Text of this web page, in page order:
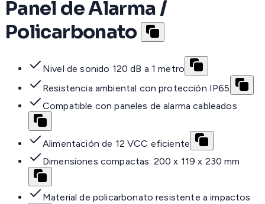
Panel de Alarma /
Policarbonato
Nivel de sonido 120 dB a 1 metro
Resistencia ambiental con protección IP65
Compatible con paneles de alarma cableados
Alimentación de 12 VCC eficiente
Dimensiones compactas: 200 x 119 x 230 mm
Material de policarbonato resistente a impactos